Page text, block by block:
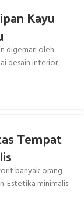
Kayu
digemari oleh
desain interior
Tempat
banyak orang
Estetika minimalis